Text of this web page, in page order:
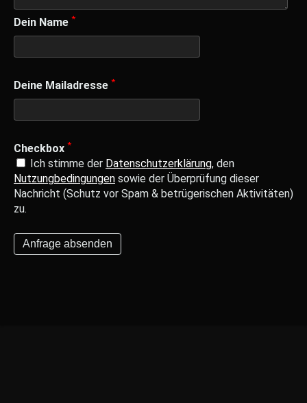
Dein Name *
Deine Mailadresse *
Checkbox *
Ich stimme der Datenschutzerklärung, den
Nutzungbedingungen sowie der Überprüfung dieser
Nachricht (Schutz vor Spam & betrügerischen Aktivitäten)
zu.